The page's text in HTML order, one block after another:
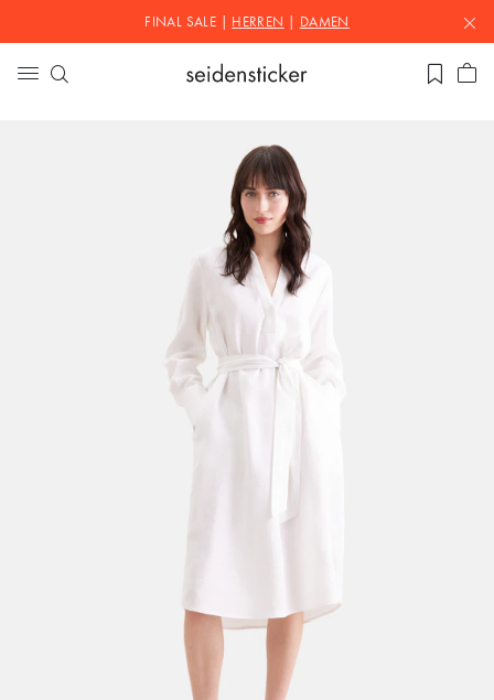
FINAL SALE | HERREN DAMEN